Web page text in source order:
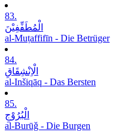
83.
الْمُطَفِّفِیْنَ
al-Muṭaffifīn - Die Betrüger
84.
الْاِنْشِقَاقِ
al-Inšiqāq - Das Bersten
85.
الْبُرُوْجِ
al-Burūǧ - Die Burgen